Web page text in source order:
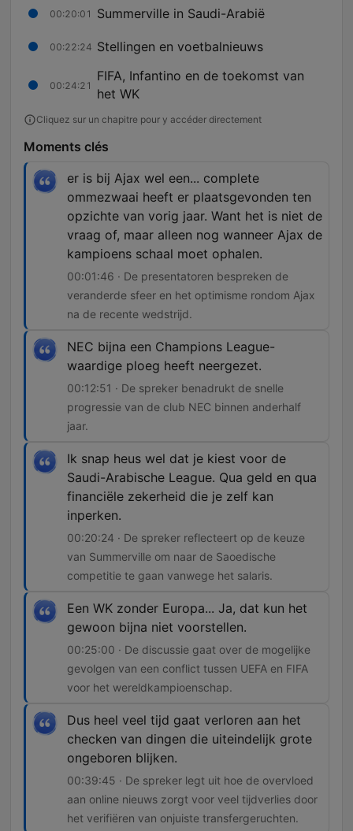
00:20:01 Summerville in Saudi-Arabië
00:22:24 Stellingen en voetbalnieuws
00:24:21
FIFA, Infantino en de toekomst van
het WK
Cliquez sur un chapitre pour y accéder directement
Moments clés
er is bij Ajax wel een... complete
ommezwaai heeft er plaatsgevonden ten
opzichte van vorig jaar. Want het is niet de
vraag of, maar alleen nog wanneer Ajax de
kampioens schaal moet ophalen.
00:01:46 · De presentatoren bespreken de
veranderde sfeer en het optimisme rondom Ajax
na de recente wedstrijd.
NEC bijna een Champions League-
waardige ploeg heeft neergezet.
00:12:51 · De spreker benadrukt de snelle
progressie van de club NEC binnen anderhalf
jaar.
Ik snap heus wel dat je kiest voor de
Saudi-Arabische League. Qua geld en qua
financiële zekerheid die je zelf kan
inperken.
00:20:24 · De spreker reflecteert op de keuze
van Summerville om naar de Saoedische
competitie te gaan vanwege het salaris.
Een WK zonder Europa... Ja, dat kun het
gewoon bijna niet voorstellen.
00:25:00 · De discussie gaat over de mogelijke
gevolgen van een conflict tussen UEFA en FIFA
voor het wereldkampioenschap.
Dus heel veel tijd gaat verloren aan het
checken van dingen die uiteindelijk grote
ongeboren blijken.
00:39:45 · De spreker legt uit hoe de overvloed
aan online nieuws zorgt voor veel tijdverlies door
het verifiëren van onjuiste transfergeruchten.